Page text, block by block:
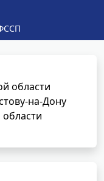
области
на-Дону